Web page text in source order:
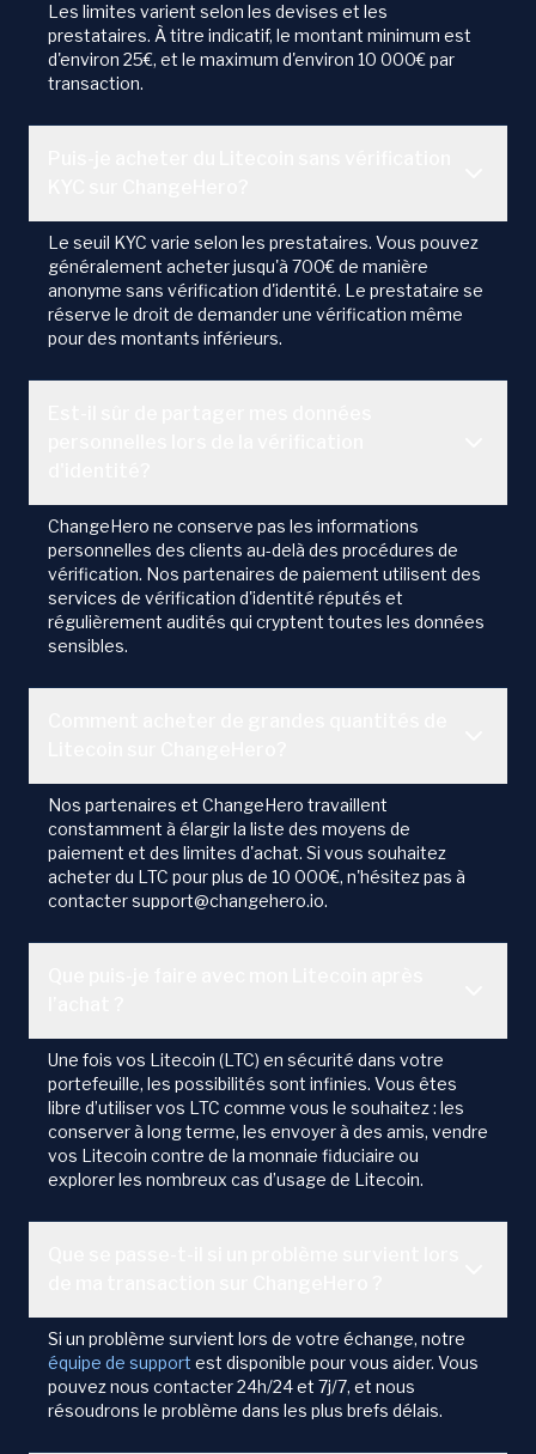
Les limites varient selon les devises et les
prestataires. À titre indicatif, le montant minimum est
d'environ 25€, et le maximum d'environ 10 000€ par
transaction.
Le seuil KYC varie selon les prestataires. Vous pouvez
généralement acheter jusqu'à 700€ de manière
anonyme sans vérification d'identité. Le prestataire se
réserve le droit de demander une vérification même
pour des montants inférieurs.
ChangeHero ne conserve pas les informations
personnelles des clients au-delà des procédures de
vérification. Nos partenaires de paiement utilisent des
services de vérification d'identité réputés et
régulièrement audités qui cryptent toutes les données
sensibles.
Nos partenaires et ChangeHero travaillent
constamment à élargir la liste des moyens de
paiement et des limites d'achat. Si vous souhaitez
acheter du LTC pour plus de 10 000€, n'hésitez pas à
contacter support@changehero.io.
Une fois vos Litecoin (LTC) en sécurité dans votre
portefeuille, les possibilités sont infinies. Vous êtes
libre d’utiliser vos LTC comme vous le souhaitez : les
conserver à long terme, les envoyer à des amis, vendre
vos Litecoin contre de la monnaie fiduciaire ou
explorer les nombreux cas d’usage de Litecoin.
Si un problème survient lors de votre échange, notre
équipe de support est disponible pour vous aider. Vous
pouvez nous contacter 24h/24 et 7j/7, et nous
résoudrons le problème dans les plus brefs délais.